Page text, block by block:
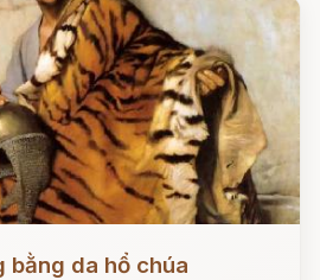
bằng da hổ chúa